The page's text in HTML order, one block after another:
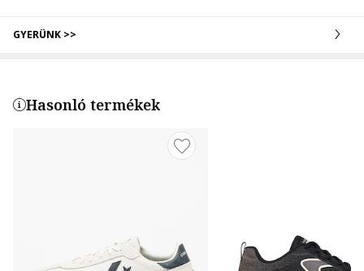
GYERÜNK >>
Hasonló termékek